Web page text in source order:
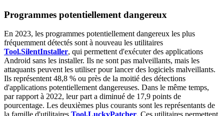
Programmes potentiellement dangereux
En 2023, les programmes potentiellement dangereux les plus
fréquemment détectés sont à nouveau les utilitaires
Tool.SilentInstaller, qui permettent d'exécuter des applications
Android sans les installer. Ils ne sont pas malveillants, mais les
attaquants peuvent les utiliser pour lancer des logiciels malveillants.
Ils représentent 48,8 % ou près de la moitié des détections
d'applications potentiellement dangereuses. Dans le même temps,
par rapport à 2022, leur part a diminué de 17,9 points de
pourcentage. Les deuxièmes plus courants sont les représentants de